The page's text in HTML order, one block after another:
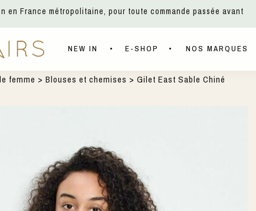
en France métropolitaine, pour toute commande passée avant
NEW IN E-SHOP NOS MARQUES
femme > Blouses et chemises > Gilet East Sable Chiné